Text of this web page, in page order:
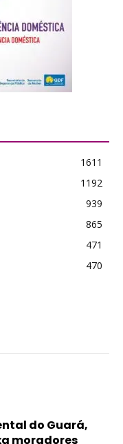
1611
1192
939
865
471
470
do Guará,
moradores